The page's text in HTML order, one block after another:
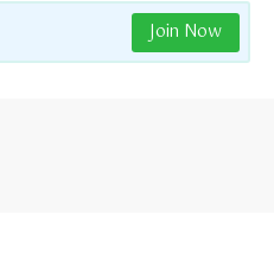
Join Now